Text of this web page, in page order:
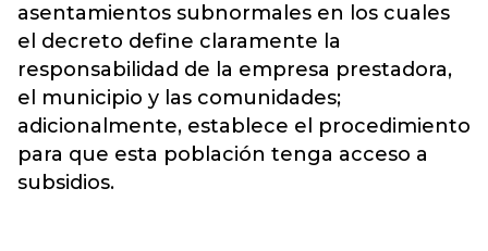
asentamientos subnormales en los cuales
el decreto define claramente la
responsabilidad de la empresa prestadora,
el municipio y las comunidades;
adicionalmente, establece el procedimiento
para que esta población tenga acceso a
subsidios.